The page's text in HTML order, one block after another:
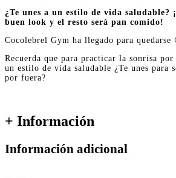
¿Te unes a un estilo de vida saludable?
buen look y el resto será pan comido!
Cocolebrel Gym ha llegado para quedarse
Recuerda que para practicar la sonrisa por
un estilo de vida saludable ¿Te unes para
por fuera?
+ Información
Información adicional